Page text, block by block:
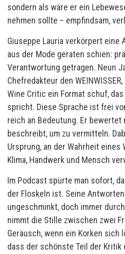
sondern als wäre er ein
nehmen sollte – empfindsam,
Giuseppe Lauria verkörpert eine
aus der Mode geraten schien:
Verantwortung getragen. Neun
Chefredakteur den
Wine Critic ein Format schuf,
spricht. Diese Sprache ist frei
reich an Bedeutung. Er
beschreibt, um zu vermitteln.
Ursprung, an der Wahrheit eines
Klima, Handwerk und Mensch
Im Podcast spürte man sofort,
der Floskeln ist. Seine
ungeschminkt, doch immer
nimmt die Stille zwischen zwei
Geräusch, wenn ein Korken sich
dass der schönste Teil der Kritik